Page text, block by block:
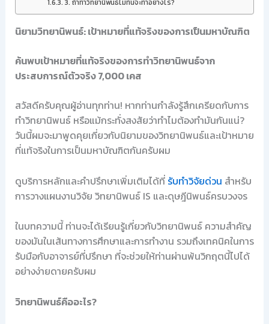
3. ถ้าทำวิทยานิพนธ์ไม่ทันจะทำอย่างไร?
นิยามวิทยานิพนธ์: เป้าหมายที่แท้จริงของการเป็นมหาบัณฑิต
ค้นพบเป้าหมายที่แท้จริงของการทำวิทยานิพนธ์จาก
ประสบการณ์ตัวจริง 7,000 เคส
สวัสดีครับคุณผู้อ่านทุกท่าน! หากท่านกำลังรู้สึกเครียดกับการ
ทำวิทยานิพนธ์ หรือแม้กระทั่งสงสัยว่าทำไมต้องทำมันกันแน่?
วันนี้ผมจะมาพูดคุยเกี่ยวกับนิยามของวิทยานิพนธ์และเป้าหมาย
ที่แท้จริงในการเป็นมหาบัณฑิตกันครับผม
ดูบริการหลักและคำปรึกษาเพิ่มเติมได้ที่ รับทำวิจัยด่วน สำหรับ
การวางแผนงานวิจัย วิทยานิพนธ์ IS และดุษฎีนิพนธ์ครบวงจร
ในบทความนี้ ท่านจะได้เรียนรู้เกี่ยวกับวิทยานิพนธ์ ความสำคัญ
ของมันในเส้นทางการศึกษาและการทำงาน รวมถึงเทคนิคในการ
รับมือกับอาจารย์ที่ปรึกษา ที่จะช่วยให้ท่านผ่านพ้นวิกฤตนี้ไปได้
อย่างง่ายดายครับผม
วิทยานิพนธ์คืออะไร?